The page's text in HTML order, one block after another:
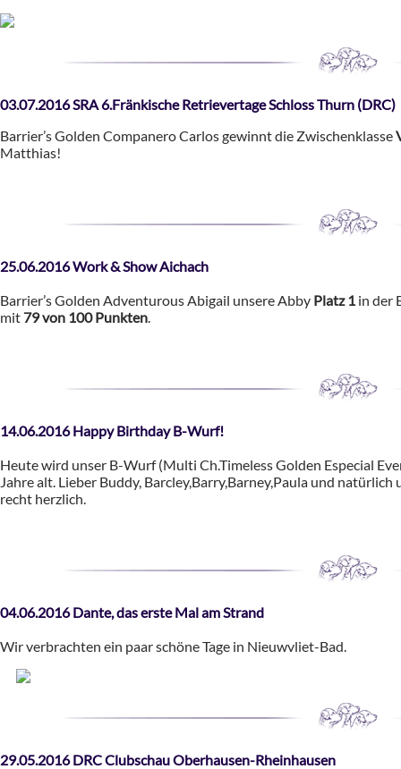
03.07.2016 SRA 6.Fränkische Retrievertage Schloss Thurn (DRC)
Barrier’s Golden Companero Carlos gewinnt die Zwischenklasse
Matthias!
25.06.2016 Work & Show Aichach
Barrier’s Golden Adventurous Abigail unsere Abby Platz 1 in der
mit 79 von 100 Punkten.
14.06.2016 Happy Birthday B-Wurf!
Heute wird unser B-Wurf (Multi Ch.Timeless Golden Especial
Jahre alt. Lieber Buddy, Barcley,Barry,Barney,Paula und
recht herzlich.
04.06.2016 Dante, das erste Mal am Strand
Wir verbrachten ein paar schöne Tage in Nieuwvliet-Bad.
29.05.2016 DRC Clubschau Oberhausen-Rheinhausen